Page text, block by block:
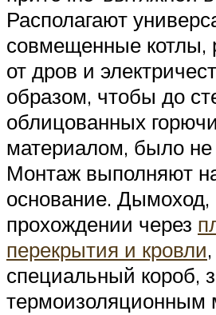
Располагают
совмещенные
от дров и
образом, чтобы до
облицованных
материалом, было
Монтаж выполняют
основание. Дымоход,
прохождении через
перекрытия и кровли
специальный короб,
термоизоляционным